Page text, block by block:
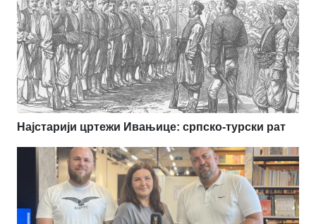
Најстарији цртежи Ивањице: српско-турски рат